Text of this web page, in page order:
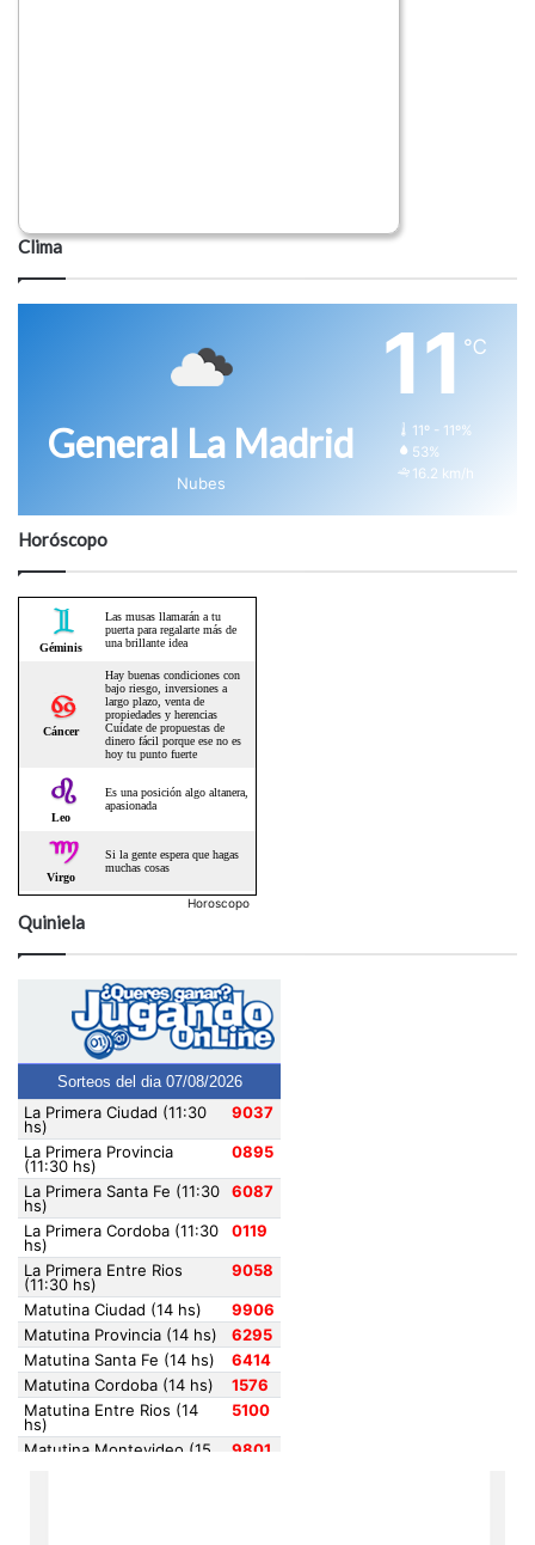
Clima
General La Madrid
Nubes
11 ℃
11º - 11º%
53%
16.2 km/h
Horóscopo
Horoscopo
Quiniela